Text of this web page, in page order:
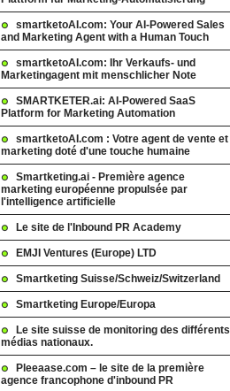
smartketoAI.com: Your AI-Powered Sales
and Marketing Agent with a Human Touch
smartketoAI.com: Ihr Verkaufs- und
Marketingagent mit menschlicher Note
SMARTKETER.ai: AI-Powered SaaS
Platform for Marketing Automation
smartketoAI.com : Votre agent de vente et
marketing doté d'une touche humaine
Smartketing.ai - Première agence
marketing européenne propulsée par
l'intelligence artificielle
Le site de l'Inbound PR Academy
EMJI Ventures (Europe) LTD
Smartketing Suisse/Schweiz/Switzerland
Smartketing Europe/Europa
Le site suisse de monitoring des différents
médias nationaux.
Pleeaase.com – le site de la première
agence francophone d'inbound PR